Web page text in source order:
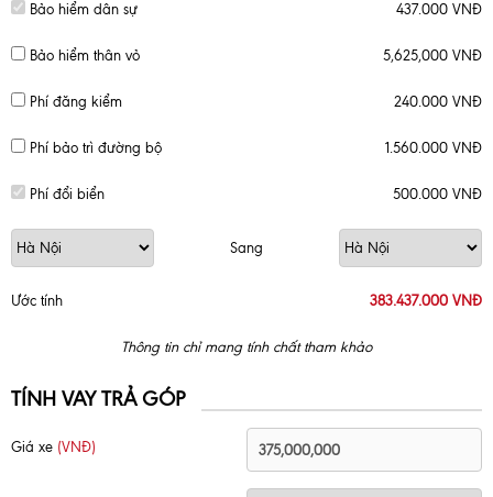
Bảo hiểm dân sự 437.000 VNĐ
Bảo hiểm thân vỏ 5,625,000 VNĐ
Phí đăng kiểm 240.000 VNĐ
Phí bảo trì đường bộ 1.560.000 VNĐ
Phí đổi biển 500.000 VNĐ
Sang
Ước tính 383.437.000 VNĐ
Thông tin chỉ mang tính chất tham khảo
TÍNH VAY TRẢ GÓP
Giá xe (VNĐ)